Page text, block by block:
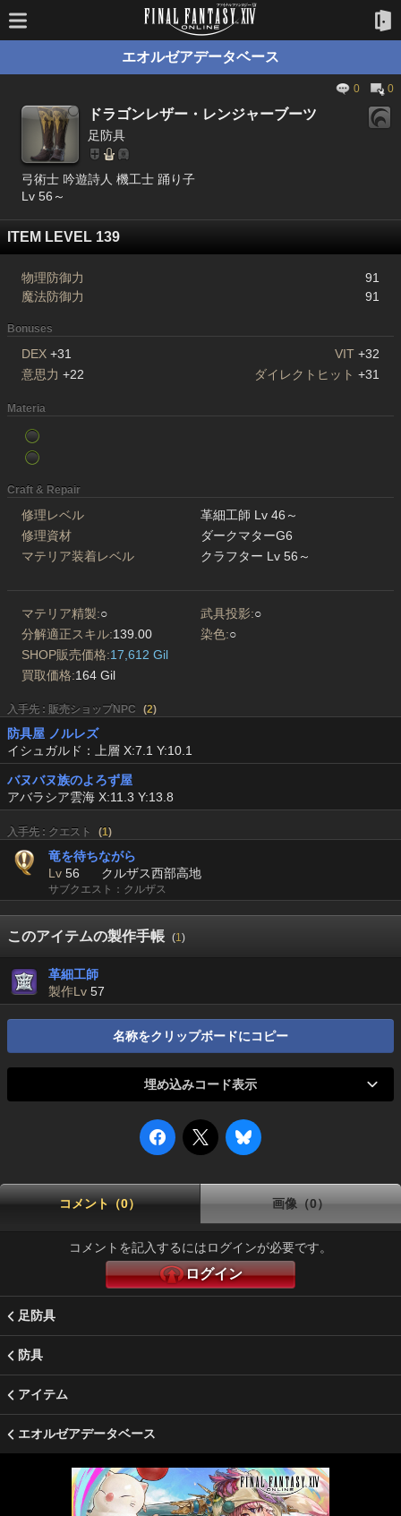
エオルゼアデータベース
0 0
ドラゴンレザー・レンジャーブーツ
足防具
弓術士 吟遊詩人 機工士 踊り子
Lv 56～
ITEM LEVEL 139
物理防御力
91
魔法防御力
91
Bonuses
DEX +31 VIT +32
意思力 +22 ダイレクトヒット +31
Materia
Craft & Repair
修理レベル
革細工師 Lv 46～
修理資材
ダークマターG6
マテリア装着レベル
クラフター Lv 56～
マテリア精製:○ 武具投影:○
分解適正スキル:139.00 染色:○
SHOP販売価格:17,612 Gil
買取価格:164 Gil
入手先 : 販売ショップNPC (2)
防具屋 ノルレズ
イシュガルド：上層 X:7.1 Y:10.1
バヌバヌ族のよろず屋
アバラシア雲海 X:11.3 Y:13.8
入手先 : クエスト (1)
竜を待ちながら
Lv 56 クルザス西部高地
サブクエスト：クルザス
このアイテムの製作手帳 (1)
革細工師
製作Lv 57
名称をクリップボードにコピー
埋め込みコード表示
コメント（0） 画像（0）
コメントを記入するにはログインが必要です。
ログイン
足防具
防具
アイテム
エオルゼアデータベース